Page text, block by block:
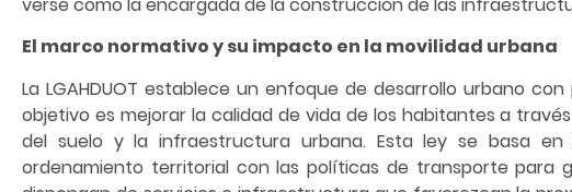
El marco normativo y su impacto en la movilidad urbana
La LGAHDUOT establece un enfoque de desarrollo urbano
objetivo es mejorar la calidad de vida de los habitantes a
del suelo y la infraestructura urbana. Esta ley se basa
ordenamiento territorial con las políticas de transporte para